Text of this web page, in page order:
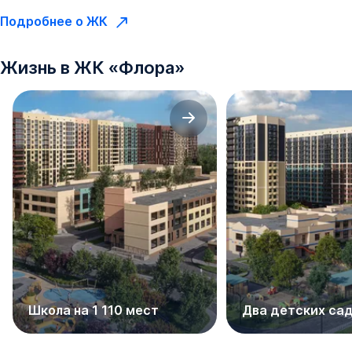
Подробнее о ЖК
Жизнь в ЖК «Флора»
Школа на 1 110 мест Два детских